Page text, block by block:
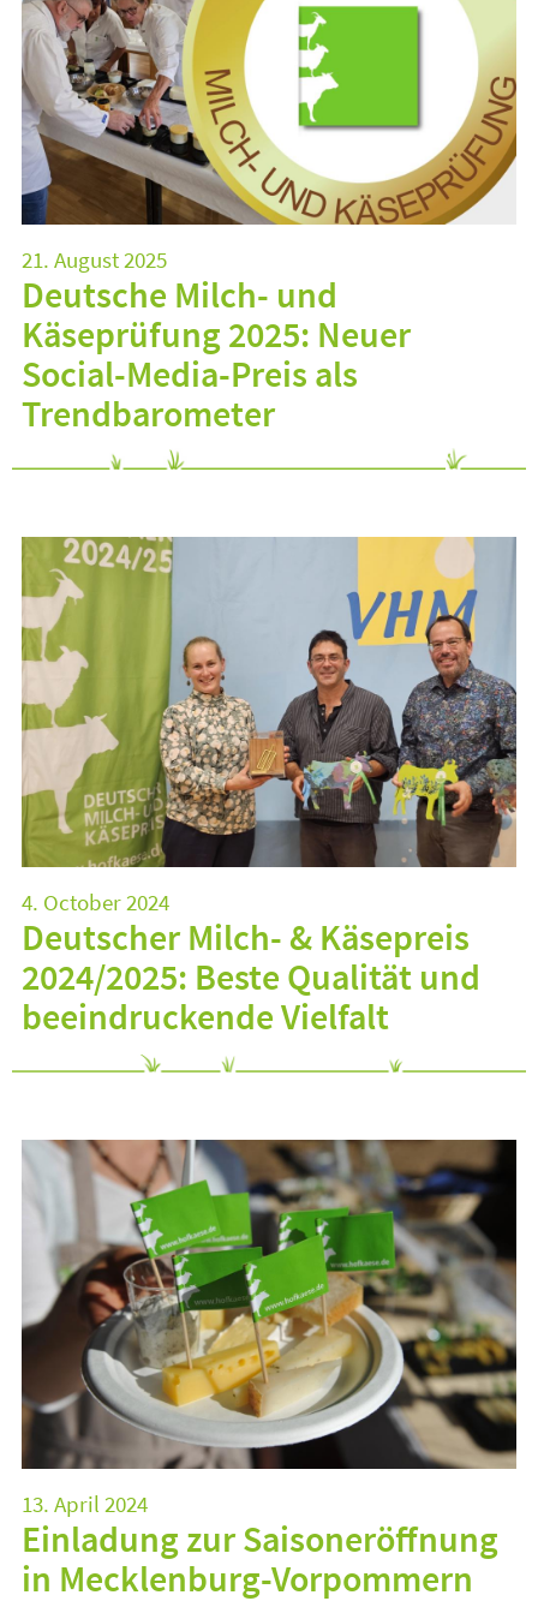
21. August 2025
Deutsche Milch- und
Käseprüfung 2025: Neuer
Social-Media-Preis als
Trendbarometer
4. October 2024
Deutscher Milch- & Käsepreis
2024/2025: Beste Qualität und
beeindruckende Vielfalt
13. April 2024
Einladung zur Saisoneröffnung
in Mecklenburg-Vorpommern